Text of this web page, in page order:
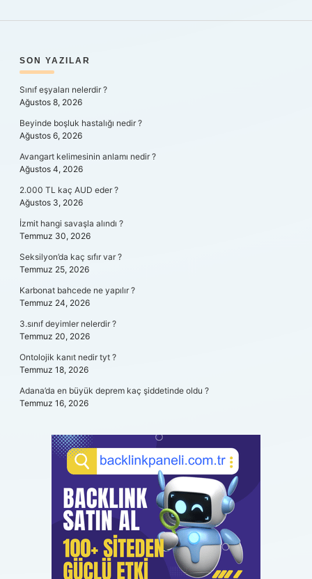
SIDEBAR
SON YAZILAR
Sınıf eşyaları nelerdir ?
Ağustos 8, 2026
Beyinde boşluk hastalığı nedir ?
Ağustos 6, 2026
Avangart kelimesinin anlamı nedir ?
Ağustos 4, 2026
2.000 TL kaç AUD eder ?
Ağustos 3, 2026
İzmit hangi savaşla alındı ?
Temmuz 30, 2026
Seksilyon’da kaç sıfır var ?
Temmuz 25, 2026
Karbonat bahcede ne yapılır ?
Temmuz 24, 2026
3.sınıf deyimler nelerdir ?
Temmuz 20, 2026
Ontolojik kanıt nedir tyt ?
Temmuz 18, 2026
Adana’da en büyük deprem kaç şiddetinde oldu ?
Temmuz 16, 2026